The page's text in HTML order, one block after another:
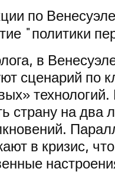
в
сценарий по
страну на два
в кризис,